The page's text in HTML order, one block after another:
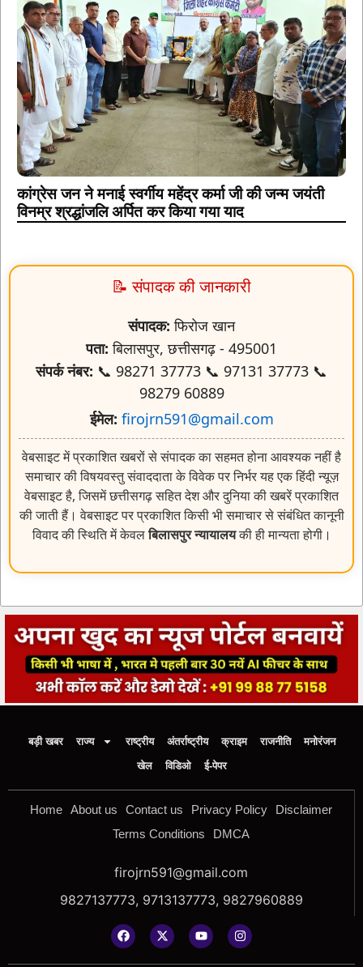
कांग्रेस जन ने मनाई स्वर्गीय महेंद्र कर्मा जी की जन्म जयंती
विनम्र श्रद्धांजलि अर्पित कर किया गया याद
📝 संपादक की जानकारी
संपादक: फिरोज खान
पता: बिलासपुर, छत्तीसगढ़ - 495001
संपर्क नंबर: 📞 98271 37773 📞 97131 37773 📞
98279 60889
ईमेल: firojrn591@gmail.com
वेबसाइट में प्रकाशित खबरों से संपादक का सहमत होना आवश्यक नहीं है
समाचार की विषयवस्तु संवाददाता के विवेक पर निर्भर यह एक हिंदी न्यूज़
वेबसाइट है, जिसमें छत्तीसगढ़ सहित देश और दुनिया की खबरें प्रकाशित
की जाती हैं। वेबसाइट पर प्रकाशित किसी भी समाचार से संबंधित कानूनी
विवाद की स्थिति में केवलबिलासपुर न्यायालयकी ही मान्यता होगी।
बड़ी खबर राज्य राष्ट्रीय अंतर्राष्ट्रीय क्राइम राजनीति
मनोरंजन
खेल
विडिओ ई-पेपर
Home About us Contact us Privacy Policy
Disclaimer
Terms Conditions
DMCA
firojrn591@gmail.com
9827137773, 9713137773, 9827960889